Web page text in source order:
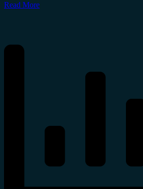
Read More